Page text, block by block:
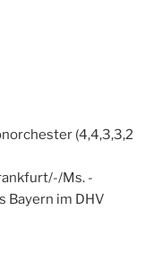
(4,4,3,3,2
Ms. -
Bayern im DHV